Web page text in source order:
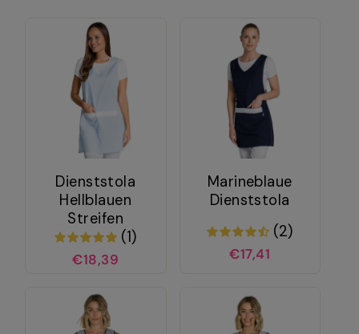
Dienststola
Hellblauen
Streifen
(1)
€18,39
Marineblaue
Dienststola
(2)
€17,41